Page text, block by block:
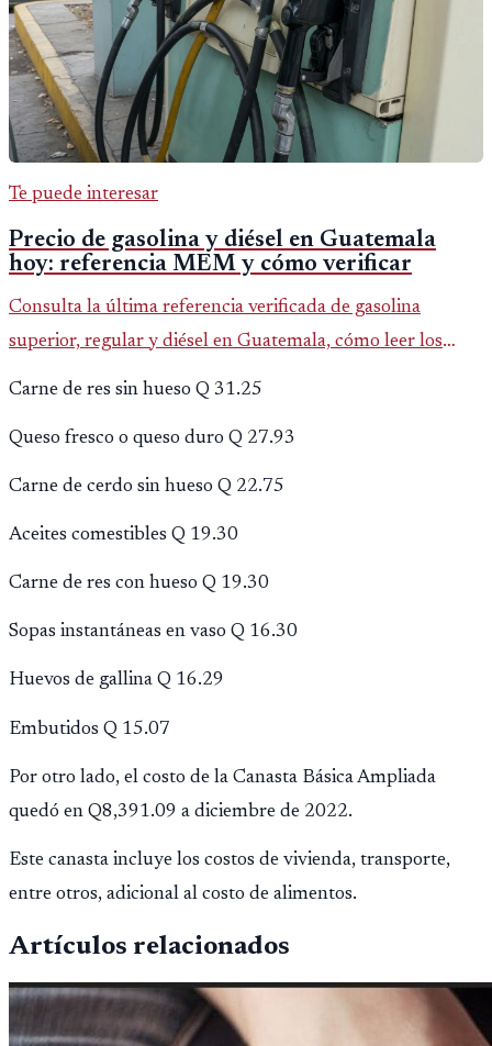
Te puede interesar
Precio de gasolina y diésel en Guatemala
hoy: referencia MEM y cómo verificar
Consulta la última referencia verificada de gasolina
superior, regular y diésel en Guatemala, cómo leer los
reportes del MEM y qué revisar antes de llenar el tanque.
Carne de res sin hueso Q 31.25
Queso fresco o queso duro Q 27.93
Carne de cerdo sin hueso Q 22.75
Aceites comestibles Q 19.30
Carne de res con hueso Q 19.30
Sopas instantáneas en vaso Q 16.30
Huevos de gallina Q 16.29
Embutidos Q 15.07
Por otro lado, el costo de la Canasta Básica Ampliada
quedó en Q8,391.09 a diciembre de 2022.
Este canasta incluye los costos de vivienda, transporte,
entre otros, adicional al costo de alimentos.
Artículos relacionados